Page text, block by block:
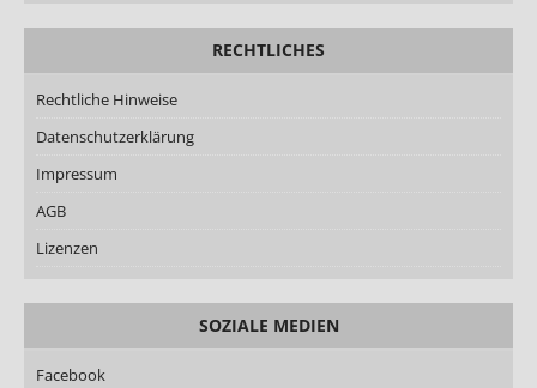
RECHTLICHES
Rechtliche Hinweise
Datenschutzerklärung
Impressum
AGB
Lizenzen
SOZIALE MEDIEN
Facebook